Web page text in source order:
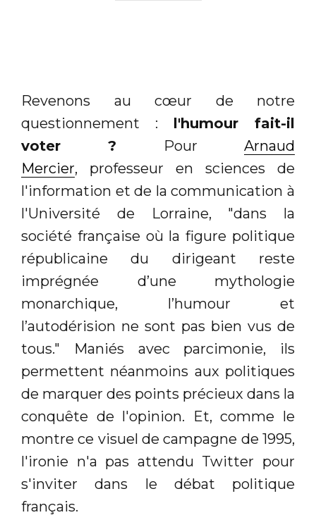
Revenons au cœur de notre
questionnement : l'humour fait-il
voter ? PourArnaud
Mercier, professeur en sciences de
l'information et de la communication à
l'Université de Lorraine, "dans la
société française où la figure politique
républicaine du dirigeant reste
imprégnée d’une mythologie
monarchique, l’humour et
l’autodérision ne sont pas bien vus de
tous." Maniés avec parcimonie, ils
permettent néanmoins aux politiques
de marquer des points précieux dans la
conquête de l'opinion. Et, comme le
montre ce visuel de campagne de 1995,
l'ironie n'a pas attendu Twitter pour
s'inviter dans le débat politique
français.